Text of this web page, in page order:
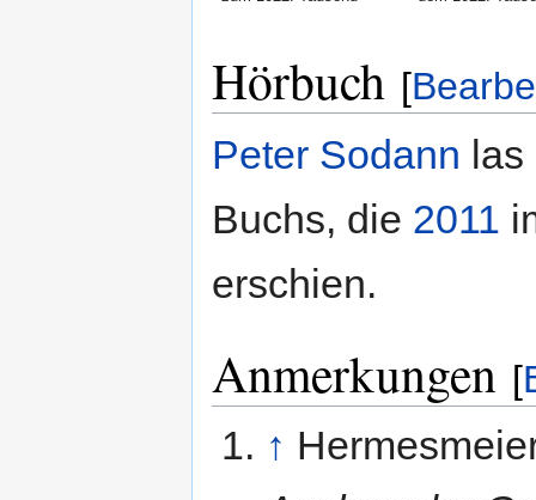
Hörbuch [
Peter Sodann
Buchs, die 2011
erschien.
Anmerkungen [
↑